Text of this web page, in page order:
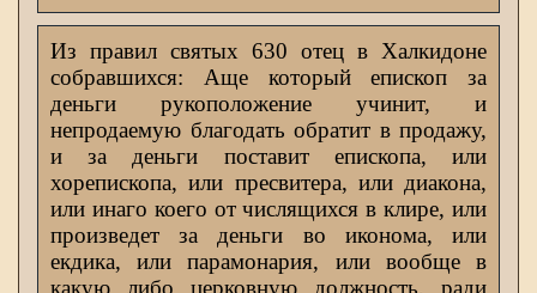
Из правил святых 630 отец в Халкидоне
собравшихся: Аще который епископ за
деньги рукоположение учинит, и
непродаемую благодать обратит в продажу,
и за деньги поставит епископа, или
хорепископа, или пресвитера, или диакона,
или инаго коего от числящихся в клире, или
произведет за деньги во иконома, или
екдика, или парамонария, или вообще в
какую либо церковную должность, ради